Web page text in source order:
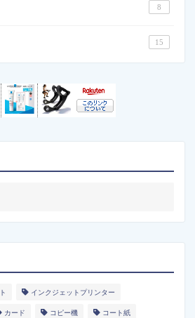
8
15
インクジェットプリンター
カード コピー機 コート紙